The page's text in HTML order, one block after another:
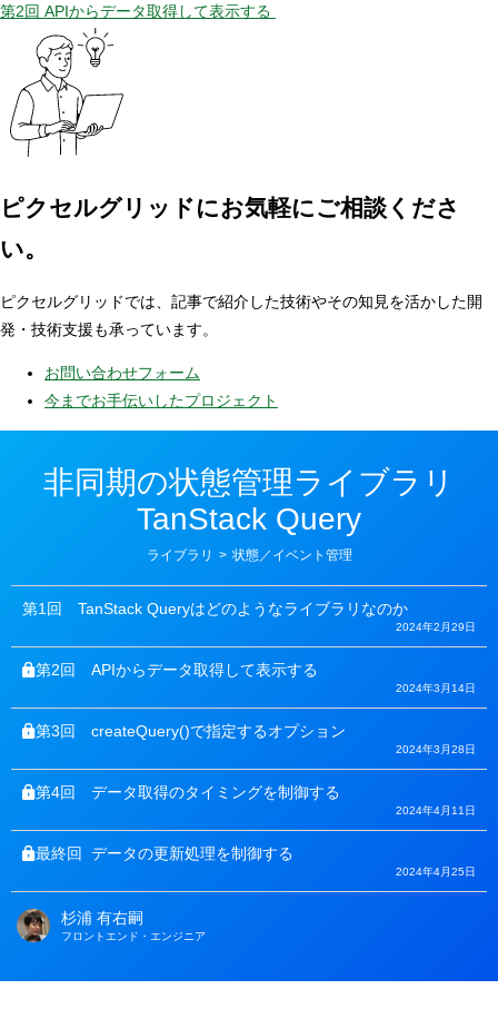
第2回 APIからデータ取得して表示する
ピクセルグリッドにお気軽にご相談くださ
い。
ピクセルグリッドでは、記事で紹介した技術やその知見を活かした開
発・技術支援も承っています。
お問い合わせフォーム
今までお手伝いしたプロジェクト
非同期の状態管理ライブラリ
TanStack Query
カ
ゴ
リ
ー
ライブラリ > 状態／イベント管理
第1回 TanStack Queryはどのようなライブラリなのか
2024年2月29日
第2回 APIからデータ取得して表示する
2024年3月14日
第3回 createQuery()で指定するオプション
2024年3月28日
第4回 データ取得のタイミングを制御する
2024年4月11日
最終回 データの更新処理を制御する
2024年4月25日
著
杉浦 有右嗣
フロントエンド・エンジニア